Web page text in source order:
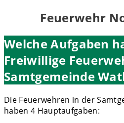
Feuerwehr
Welche Aufgaben
Freiwillige
Samtgemeinde
Die Feuerwehren in der
haben 4 Hauptaufgaben: